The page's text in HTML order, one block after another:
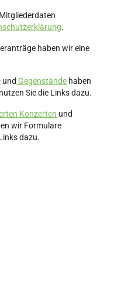
.
haben wir eine
und Gegenstände haben
Sie die Links dazu.
Konzerten und
wir Formulare
dazu.